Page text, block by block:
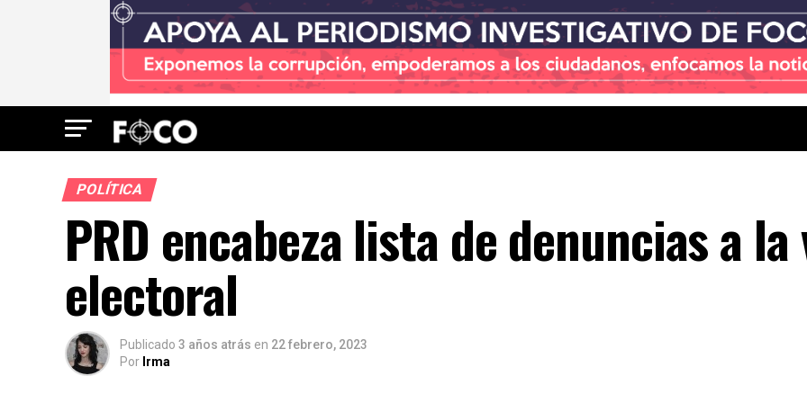
POLÍTICA
PRD encabeza lista de denuncias a la
electoral
Publicado 3 años atrás en 22 febrero, 2023
Por Irma